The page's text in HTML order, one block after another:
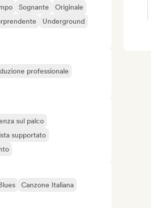
Sognante
Originale
Underground
professionale
sul palco
supportato
Canzone Italiana